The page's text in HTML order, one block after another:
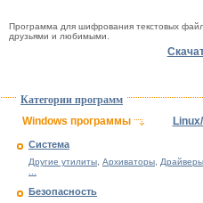
Программа для шифрования текстовых
друзьями и любимыми.
Категории программ
Windows программы
Система
Другие утилиты, Архиваторы,
...
Безопасность